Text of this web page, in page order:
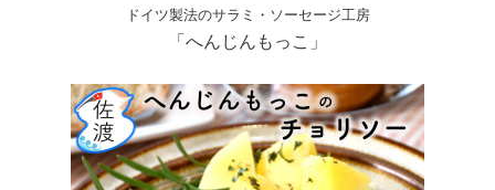
ドイツ製法のサラミ・ソーセージ工房
「へんじんもっこ」